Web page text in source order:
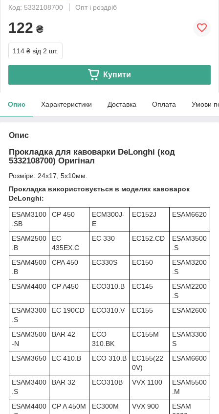
Код: 5332108700
Опт і роздріб
122 ₴
114 ₴ від 2 шт.
Купити
Опис Характеристики Доставка Оплата Умови
Опис
Прокладка для кавоварки DeLonghi (код
5332108700) Оригінал
Розміри: 24x17, 5x10мм.
Прокладка використовується в моделях кавоварок
DeLonghi:
ESAM3100
.SB
CP 450
ECM300J-
E
EC152J ESAM6620
ESAM2500
.B
EC
435EX.C
EC 330 EC152.CD
ESAM3500
.S
ESAM4500
.B
CPA 450 EC330S EC150
ESAM3200
.S
ESAM4400
CP A450 ECO310.B EC145
ESAM2200
.S
ESAM3300
.S
EC 190CD ECO310.V EC155 ESAM2600
ESAM3500
-N
BAR 42
ECO
310.BK
EC155M
ESAM3300
S
ESAM3650
EC 410.B ECO 310.B
EC155(22
0V)
ESAM6600
ESAM3400
.S
BAR 32 ECO310B VVX 1100
ESAM5500
.M
ESAM4400
CP A 450M EC300M VVX 900
ESAM